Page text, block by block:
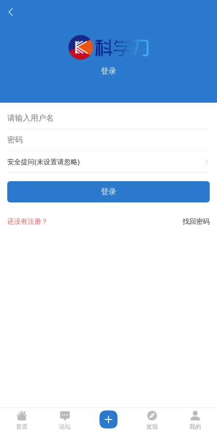
登录
安全提问(未设置请忽略)
登录
找回密码
还没有注册？
首页 论坛 发现 我的